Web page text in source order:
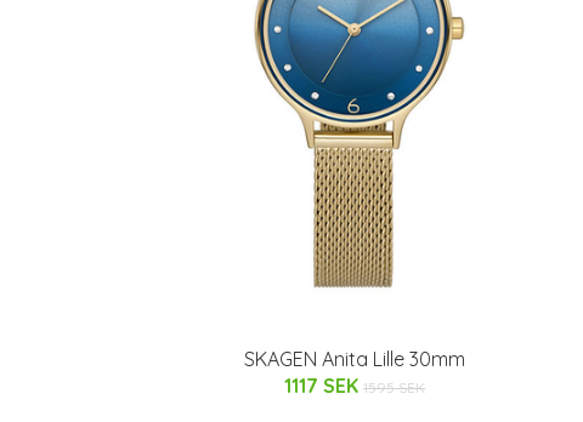
SKAGEN Anita Lille 30mm
1117 SEK 1595 SEK